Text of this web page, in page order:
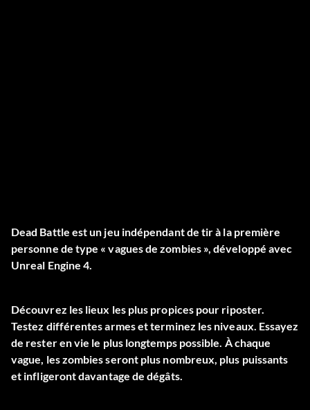
Dead Battle est un jeu indépendant de tir à la première
personne de type « vagues de zombies », développé avec
Unreal Engine 4.
Découvrez les lieux les plus propices pour riposter.
Testez différentes armes et terminez les niveaux. Essayez
de rester en vie le plus longtemps possible. À chaque
vague, les zombies seront plus nombreux, plus puissants
et infligeront davantage de dégâts.